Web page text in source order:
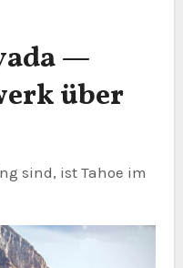
—
über
sind, ist Tahoe im